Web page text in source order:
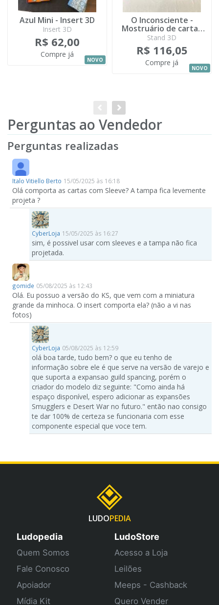
NOVO
Azul Mini - Insert 3D
Insert 3D
R$ 62,00
Compre já
NOVO
O Inconsciente -
Mostruário de cartas
3D
Stand 3D
R$ 116,05
Compre já
Perguntas ao Vendedor
Perguntas realizadas
Italo Vitiello Berto 15/05/2025 às 16:18
Olá comporta as cartas com Sleeve? A tampa fica levemente
projeta ?
CyberLoja 15/05/2025 às 16:27
sim, é possivel usar com sleeves e a tampa não fica
projetada.
gomide 05/08/2025 às 12:43
Olá. Eu possuo a versão do KS, que vem com a miniatura
grande da minhoca. O insert comporta ela? (não a vi nas
fotos)
CyberLoja 05/08/2025 às 12:59
olá boa tarde, tudo bem? o que eu tenho de
informação sobre ele é que serve na versão de varejo e
que suporta a expansao guild spancing, porém o
criador do modelo diz seguinte: "Como ainda há
espaço disponível, espero adicionar as expansões
Smugglers e Desert War no futuro." então nao consigo
te dar 100% de certeza se funcionaria com esse
componente especial que voce tem.
LUDOPEDIA
Ludopedia
Quem Somos
Fale Conosco
Apoiador
Mídia Kit
LudoStore
Acesso a Loja
Leilões
Meeps - Cashback
Quero Vender